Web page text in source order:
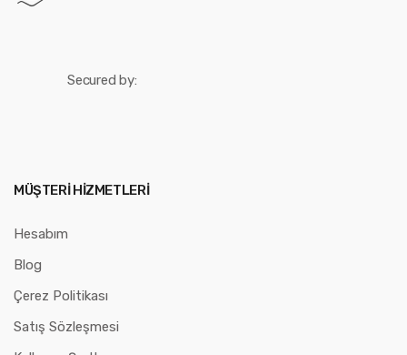
Secured by:
MÜŞTERI HIZMETLERI
Hesabım
Blog
Çerez Politikası
Satış Sözleşmesi